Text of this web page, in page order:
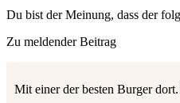
Du bist der Meinung, dass der
Zu meldender Beitrag
Mit einer der besten Burger